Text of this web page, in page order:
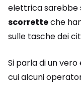
elettrica sarebbe
scorretteche
sulle tasche dei
Si parla di un
cui alcuni